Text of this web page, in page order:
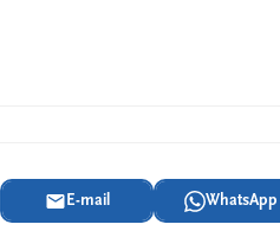
E-mail WhatsApp